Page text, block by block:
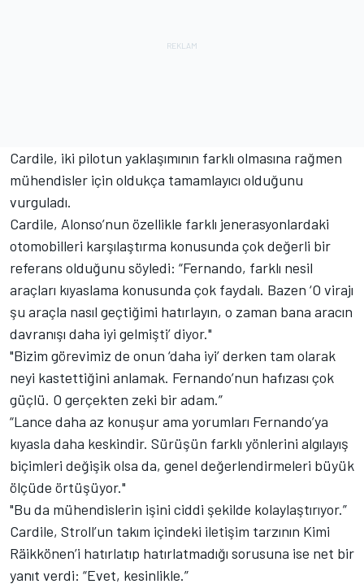
Cardile, iki pilotun yaklaşımının farklı olmasına rağmen
mühendisler için oldukça tamamlayıcı olduğunu
vurguladı.
Cardile, Alonso’nun özellikle farklı jenerasyonlardaki
otomobilleri karşılaştırma konusunda çok değerli bir
referans olduğunu söyledi: “Fernando, farklı nesil
araçları kıyaslama konusunda çok faydalı. Bazen ‘O virajı
şu araçla nasıl geçtiğimi hatırlayın, o zaman bana aracın
davranışı daha iyi gelmişti’ diyor."
"Bizim görevimiz de onun ‘daha iyi’ derken tam olarak
neyi kastettiğini anlamak. Fernando’nun hafızası çok
güçlü. O gerçekten zeki bir adam.”
“Lance daha az konuşur ama yorumları Fernando’ya
kıyasla daha keskindir. Sürüşün farklı yönlerini algılayış
biçimleri değişik olsa da, genel değerlendirmeleri büyük
ölçüde örtüşüyor."
"Bu da mühendislerin işini ciddi şekilde kolaylaştırıyor.”
Cardile, Stroll’un takım içindeki iletişim tarzının Kimi
Räikkönen’i hatırlatıp hatırlatmadığı sorusuna ise net bir
yanıt verdi: “Evet, kesinlikle.”